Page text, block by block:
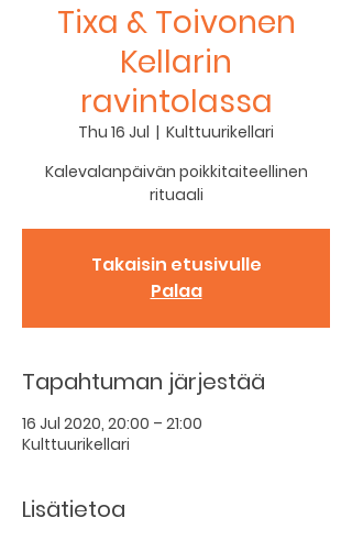
Tixa & Toivonen
Kellarin
ravintolassa
Thu 16 Jul
  |
Kulttuurikellari
Kalevalanpäivän poikkitaiteellinen
rituaali
Takaisin etusivulle
Palaa
Tapahtuman järjestää
16 Jul 2020, 20:00 – 21:00
Kulttuurikellari
Lisätietoa